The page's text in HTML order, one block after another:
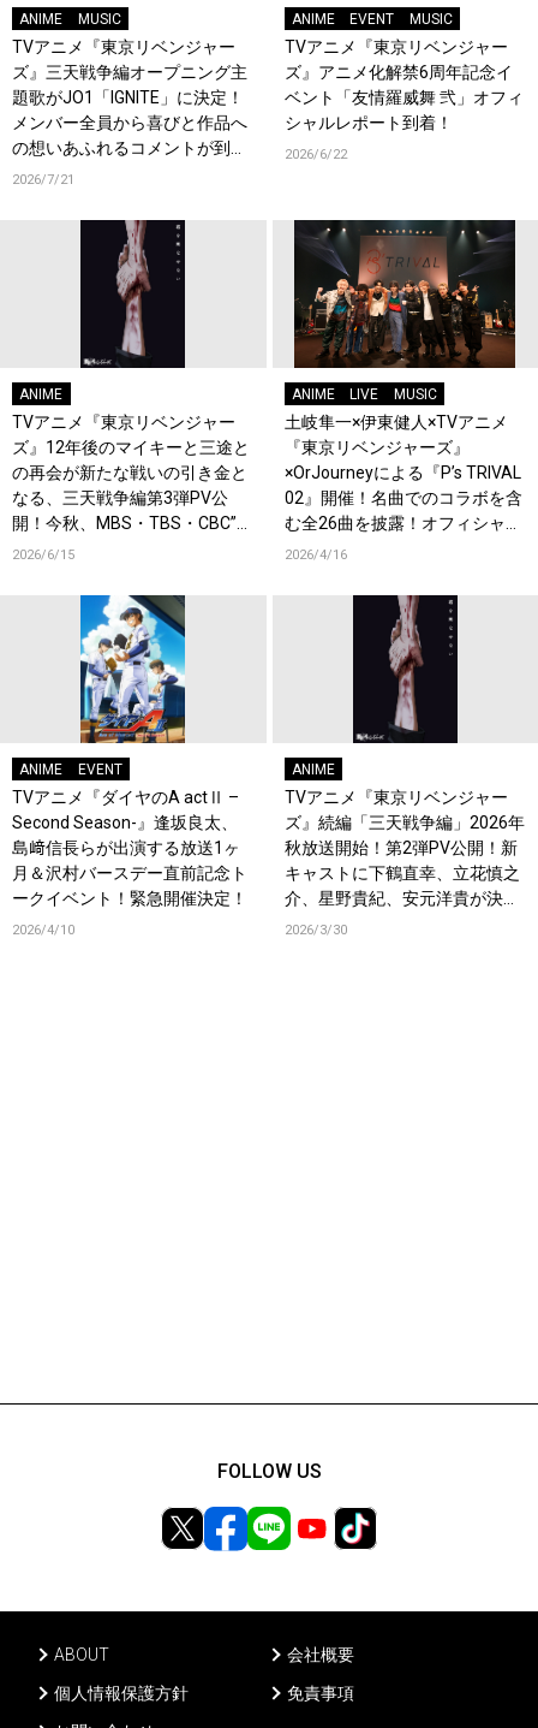
ANIME MUSIC
TVアニメ『東京リベンジャー
ズ』三天戦争編オープニング主
題歌がJO1「IGNITE」に決定！
メンバー全員から喜びと作品へ
の想いあふれるコメントが到
着！9月に東京・大阪で先行上
2026/7/21
ANIME EVENT MUSIC
TVアニメ『東京リベンジャー
ズ』アニメ化解禁6周年記念イ
ベント「友情羅威舞 弐」オフィ
シャルレポート到着！
2026/6/22
ANIME
TVアニメ『東京リベンジャー
ズ』12年後のマイキーと三途と
の再会が新たな戦いの引き金と
なる、三天戦争編第3弾PV公
開！今秋、MBS・TBS・CBC”ア
ニメイズム”枠、AT-Xほかにて
2026/6/15
ANIME LIVE MUSIC
土岐隼一×伊東健人×TVアニメ
『東京リベンジャーズ』
×OrJourneyによる『P’s TRIVAL
02』開催！名曲でのコラボを含
む全26曲を披露！オフィシャル
レポート到着！
2026/4/16
ANIME EVENT
TVアニメ『ダイヤのA actⅡ –
Second Season-』逢坂良太、
島﨑信長らが出演する放送1ヶ
月＆沢村バースデー直前記念ト
ークイベント！緊急開催決定！
2026/4/10
ANIME
TVアニメ『東京リベンジャー
ズ』続編「三天戦争編」2026年
秋放送開始！第2弾PV公開！新
キャストに下鶴直幸、立花慎之
介、星野貴紀、安元洋貴が決
定！
2026/3/30
ABOUT
会社概要
個人情報保護方針
免責事項
FOLLOW US